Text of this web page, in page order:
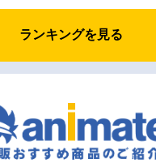
ランキングを見る